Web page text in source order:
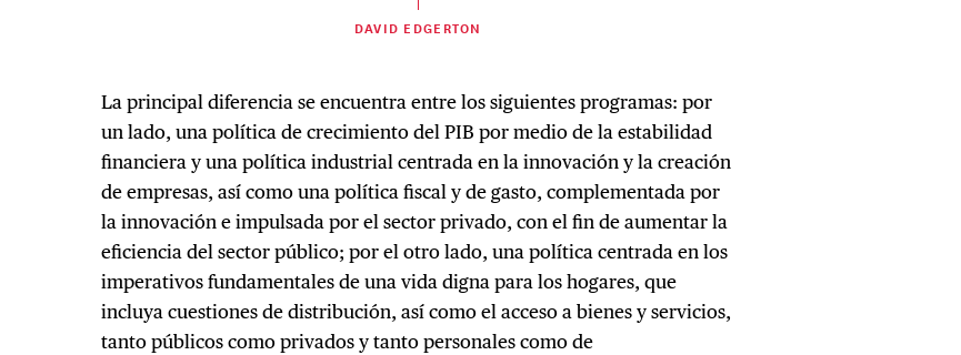
DAVID EDGERTON
La principal diferencia se encuentra entre los siguientes programas: por
un lado, una política de crecimiento del PIB por medio de la estabilidad
financiera y una política industrial centrada en la innovación y la creación
de empresas, así como una política fiscal y de gasto, complementada por
la innovación e impulsada por el sector privado, con el fin de aumentar la
eficiencia del sector público; por el otro lado, una política centrada en los
imperativos fundamentales de una vida digna para los hogares, que
incluya cuestiones de distribución, así como el acceso a bienes y servicios,
tanto públicos como privados y tanto personales como de